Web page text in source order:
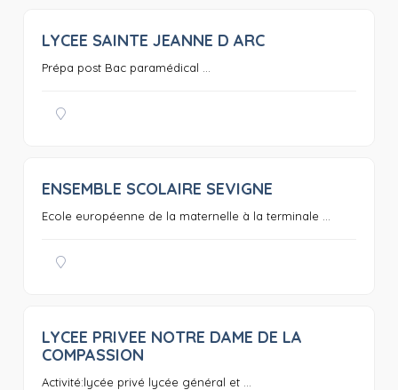
LYCEE SAINTE JEANNE D ARC
Prépa post Bac paramédical ...
ENSEMBLE SCOLAIRE SEVIGNE
Ecole européenne de la maternelle à la terminale ...
LYCEE PRIVEE NOTRE DAME DE LA
COMPASSION
Activité:lycée privé lycée général et ...